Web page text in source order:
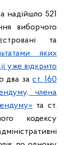
надійшло 521
виборчого
та
яких
уже відкрито
два заст. 160
члена
та ст.
кодексу